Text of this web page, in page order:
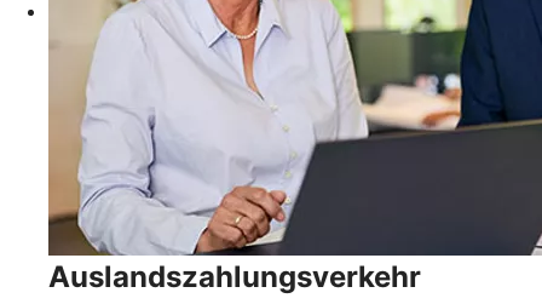
Auslandszahlungsverkehr